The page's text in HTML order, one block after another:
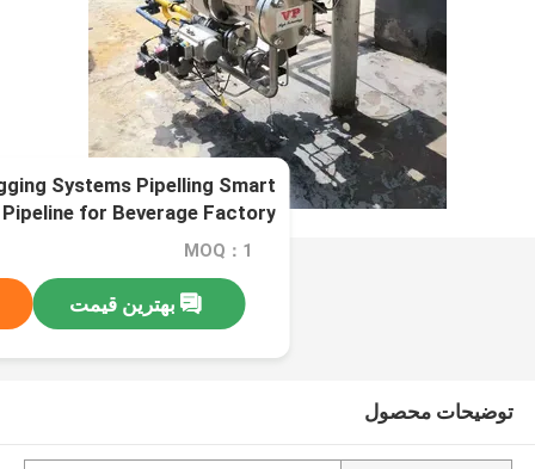
Systems Pipelling Smart
Pipeline for Beverage Factory
MOQ：1
بهترین قیمت
توضیحات محصول